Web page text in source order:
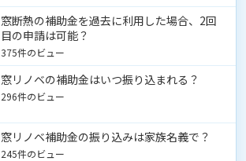
窓断熱の補助金を過去に利用した場合、2回
目の申請は可能？
375件のビュー
窓リノベの補助金はいつ振り込まれる？
296件のビュー
窓リノベ補助金の振り込みは家族名義で？
245件のビュー